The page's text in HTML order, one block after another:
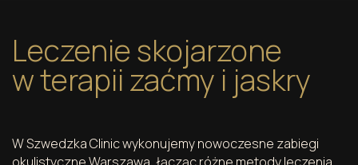
Leczenie skojarzone
w terapii zaćmy i jaskry
W Szwedzka Clinic wykonujemy nowoczesne zabiegi